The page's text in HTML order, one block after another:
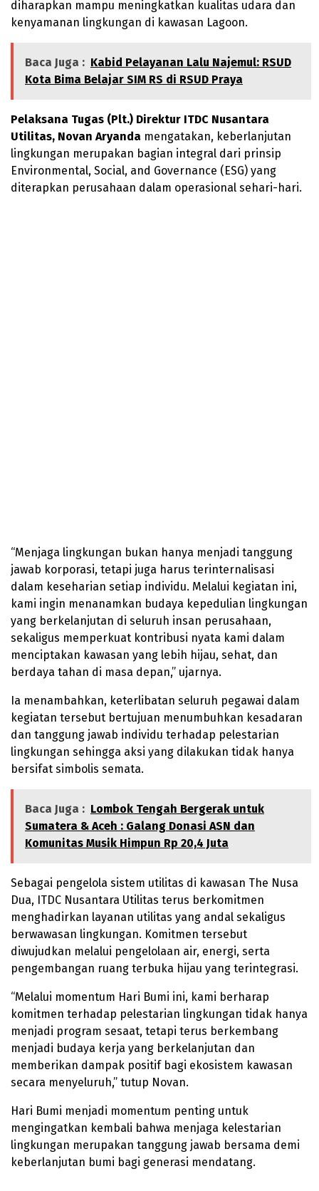
diharapkan mampu meningkatkan kualitas udara dan
kenyamanan lingkungan di kawasan Lagoon.
Baca Juga : Kabid Pelayanan Lalu Najemul: RSUD
Kota Bima Belajar SIM RS di RSUD Praya
Pelaksana Tugas (Plt.) Direktur ITDC Nusantara
Utilitas, Novan Aryanda mengatakan, keberlanjutan
lingkungan merupakan bagian integral dari prinsip
Environmental, Social, and Governance (ESG) yang
diterapkan perusahaan dalam operasional sehari-hari.
“Menjaga lingkungan bukan hanya menjadi tanggung
jawab korporasi, tetapi juga harus terinternalisasi
dalam keseharian setiap individu. Melalui kegiatan ini,
kami ingin menanamkan budaya kepedulian lingkungan
yang berkelanjutan di seluruh insan perusahaan,
sekaligus memperkuat kontribusi nyata kami dalam
menciptakan kawasan yang lebih hijau, sehat, dan
berdaya tahan di masa depan,” ujarnya.
Ia menambahkan, keterlibatan seluruh pegawai dalam
kegiatan tersebut bertujuan menumbuhkan kesadaran
dan tanggung jawab individu terhadap pelestarian
lingkungan sehingga aksi yang dilakukan tidak hanya
bersifat simbolis semata.
Baca Juga : Lombok Tengah Bergerak untuk
Sumatera & Aceh : Galang Donasi ASN dan
Komunitas Musik Himpun Rp 20,4 Juta
Sebagai pengelola sistem utilitas di kawasan The Nusa
Dua, ITDC Nusantara Utilitas terus berkomitmen
menghadirkan layanan utilitas yang andal sekaligus
berwawasan lingkungan. Komitmen tersebut
diwujudkan melalui pengelolaan air, energi, serta
pengembangan ruang terbuka hijau yang terintegrasi.
“Melalui momentum Hari Bumi ini, kami berharap
komitmen terhadap pelestarian lingkungan tidak hanya
menjadi program sesaat, tetapi terus berkembang
menjadi budaya kerja yang berkelanjutan dan
memberikan dampak positif bagi ekosistem kawasan
secara menyeluruh,” tutup Novan.
Hari Bumi menjadi momentum penting untuk
mengingatkan kembali bahwa menjaga kelestarian
lingkungan merupakan tanggung jawab bersama demi
keberlanjutan bumi bagi generasi mendatang.